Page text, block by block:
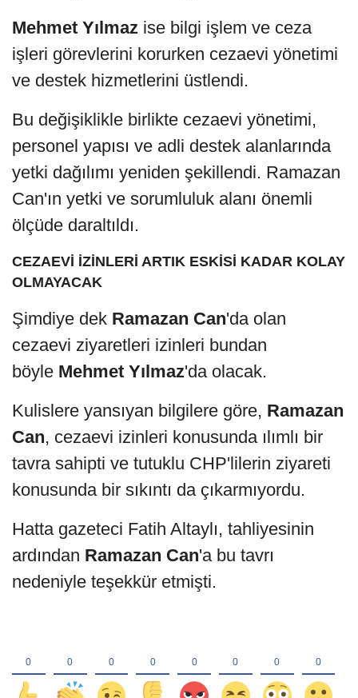
Mehmet Yılmaz ise bilgi işlem ve ceza
işleri görevlerini korurken cezaevi yönetimi
ve destek hizmetlerini üstlendi.
Bu değişiklikle birlikte cezaevi yönetimi,
personel yapısı ve adli destek alanlarında
yetki dağılımı yeniden şekillendi. Ramazan
Can'ın yetki ve sorumluluk alanı önemli
ölçüde daraltıldı.
CEZAEVİ İZİNLERİ ARTIK ESKİSİ KADAR KOLAY
OLMAYACAK
Şimdiye dek Ramazan Can'da olan
cezaevi ziyaretleri izinleri bundan
böyle Mehmet Yılmaz'da olacak.
Kulislere yansıyan bilgilere göre, Ramazan
Can, cezaevi izinleri konusunda ılımlı bir
tavra sahipti ve tutuklu CHP'lilerin ziyareti
konusunda bir sıkıntı da çıkarmıyordu.
Hatta gazeteci Fatih Altaylı, tahliyesinin
ardından Ramazan Can'a bu tavrı
nedeniyle teşekkür etmişti.